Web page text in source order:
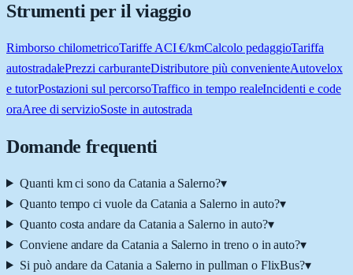
Strumenti per il viaggio
Rimborso chilometricoTariffe ACI €/kmCalcolo pedaggioTariffa
autostradalePrezzi carburanteDistributore più convenienteAutovelox
e tutorPostazioni sul percorsoTraffico in tempo realeIncidenti e code
oraAree di servizioSoste in autostrada
Domande frequenti
Quanti km ci sono da Catania a Salerno?▾
Quanto tempo ci vuole da Catania a Salerno in auto?▾
Quanto costa andare da Catania a Salerno in auto?▾
Conviene andare da Catania a Salerno in treno o in auto?▾
Si può andare da Catania a Salerno in pullman o FlixBus?▾